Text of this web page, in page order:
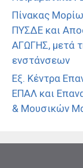
Πίνακας
ΠΥΣΔΕ και
ΑΓΩΓΗΣ, μετά
ενστάνσεων
Εξ. Κέντρα
ΕΠΑΛ και
& Μουσικών